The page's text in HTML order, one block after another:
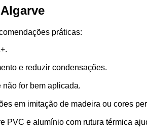
práticas:
e reduzir condensações.
for bem aplicada.
em imitação de madeira ou cores
PVC e alumínio com rutura térmica